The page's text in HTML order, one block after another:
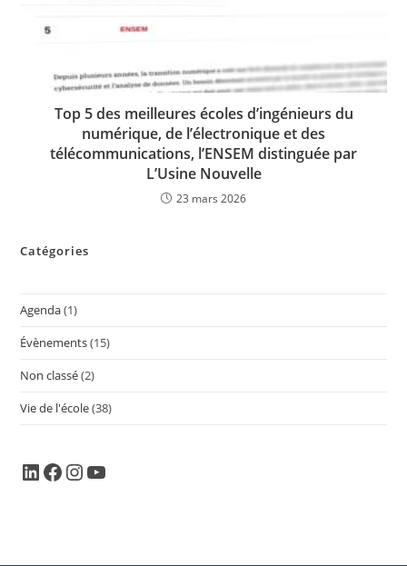
Top 5 des meilleures écoles d’ingénieurs du
numérique, de l’électronique et des
télécommunications, l’ENSEM distinguée par
L’Usine Nouvelle
23 mars 2026
Catégories
Agenda(1)
Évènements(15)
Non classé(2)
Vie de l'école(38)